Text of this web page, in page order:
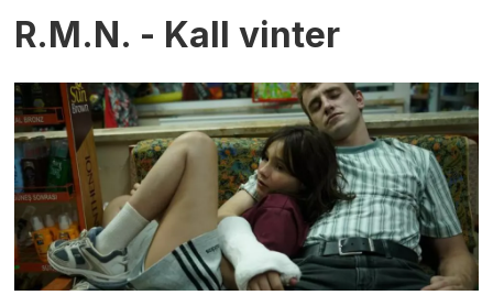
R.M.N. - Kall vinter